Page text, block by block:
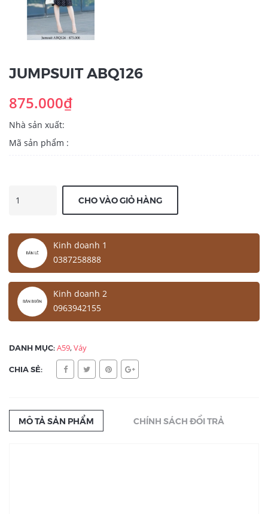
JUMPSUIT ABQ126
875.000₫
Nhà sản xuất:
Mã sản phẩm :
CHO VÀO GIỎ HÀNG
Kinh doanh 1
0387258888
Kinh doanh 2
0963942155
DANH MỤC:A59,Váy
CHIA SẺ:
MÔ TẢ SẢN PHẨM CHÍNH SÁCH ĐỔI TRẢ